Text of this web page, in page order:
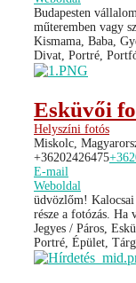
Budapesten
műteremben vagy
Kismama, Baba,
Divat, Portré,
Esküvői
Helyszíni fotós
Miskolc,
+36202426475
E-mail
Weboldal
üdvözlőm! Kalocsai
része a fotózás. Ha
Jegyes / Páros,
Portré, Épület,